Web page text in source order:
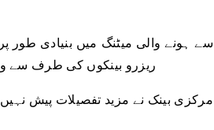
ریزرو بینکوں کی طرف سے
مرکزی بینک نے مزید تفصیلات پیش